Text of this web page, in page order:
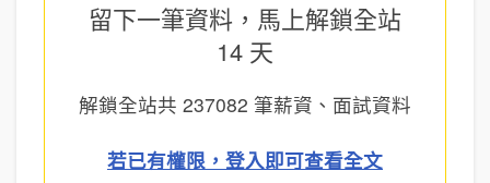
留下一筆資料，馬上解鎖全站
14 天
解鎖全站共 237082 筆薪資、面試資料
若已有權限，登入即可查看全文